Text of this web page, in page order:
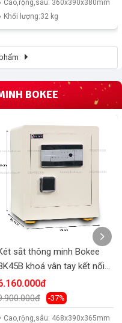
Cao,rộng,sâu: 360x390x380mm
Khối lượng:32 kg
BOKEE
sắt thông minh Bokee
khoá vân tay kết nối
thoại
-37%
Cao,rộng,sâu: 468x390x365mm